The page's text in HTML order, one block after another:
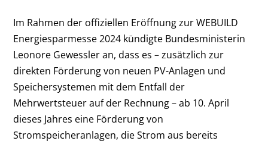
Im Rahmen der offiziellen Eröffnung zur WEBUILD
Energiesparmesse 2024 kündigte Bundesministerin
Leonore Gewessler an, dass es – zusätzlich zur
direkten Förderung von neuen PV-Anlagen und
Speichersystemen mit dem Entfall der
Mehrwertsteuer auf der Rechnung – ab 10. April
dieses Jahres eine Förderung von
Stromspeicheranlagen, die Strom aus bereits